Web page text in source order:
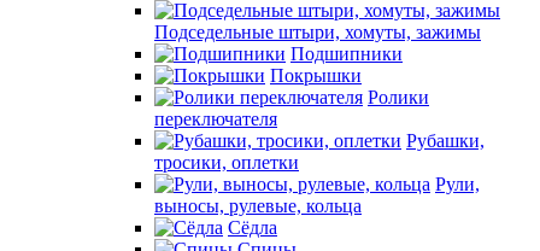
Подседельные штыри, хомуты, зажимы
Подшипники
Покрышки
Ролики
переключателя
Рубашки,
тросики, оплетки
Рули,
выносы, рулевые, кольца
Сёдла